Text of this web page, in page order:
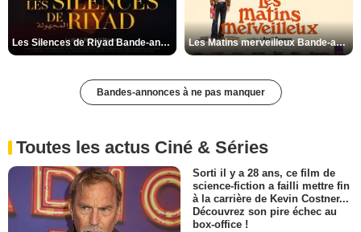
Les Silences de Riyad Bande-annonce VO STFR Les Matins merveilleux Bande-annonce VF
Bandes-annonces à ne pas manquer
Toutes les actus Ciné & Séries
Sorti il y a 28 ans, ce film de
science-fiction a failli mettre fin
à la carrière de Kevin Costner...
Découvrez son pire échec au
box-office !